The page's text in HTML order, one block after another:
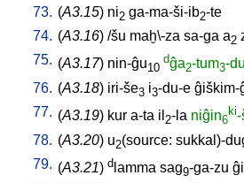
73. (A3.15) ni2 ga-ma-ši-ib2-te
74. (A3.16) /šu maḫ\-za sa-ga a2
75. (A3.17) nin-ĝu10
dĝa2-tum3-
76. (A3.18) iri-še3 i3-du-e ĝiškim-
77. (A3.19) kur a-ta il 2-la niĝin6
ki-
78. (A3.20) u2(source: sukkal)-
79. (A3.21) d lamma sag9-ga-zu